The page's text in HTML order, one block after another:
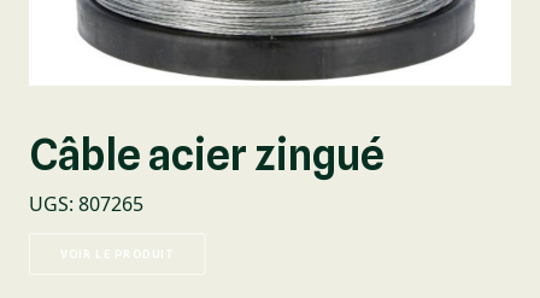
Câble acier zingué
UGS: 807265
VOIR LE PRODUIT